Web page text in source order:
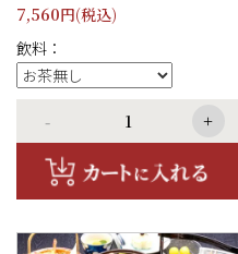
7,560円(税込)
飲料：
- +